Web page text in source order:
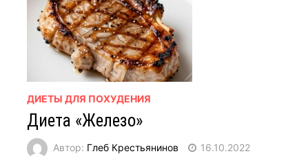
ДИЕТЫ ДЛЯ ПОХУДЕНИЯ
Диета «Железо»
Автор: Глеб Крестьянинов 16.10.2022